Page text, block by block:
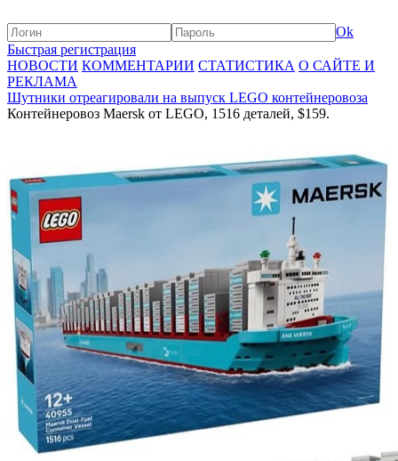
Ok
Быстрая регистрация
НОВОСТИ КОММЕНТАРИИ СТАТИСТИКА О САЙТЕ И
РЕКЛАМА
Шутники отреагировали на выпуск LEGO контейнеровоза
Контейнеровоз Maersk от LEGO, 1516 деталей, $159.